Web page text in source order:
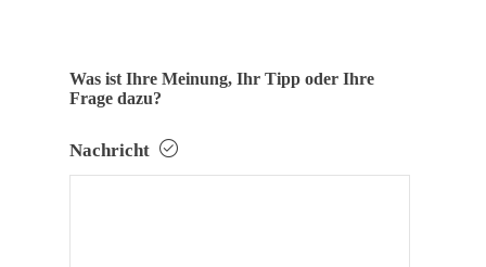
Was ist Ihre Meinung, Ihr Tipp oder Ihre
Frage dazu?
Nachricht